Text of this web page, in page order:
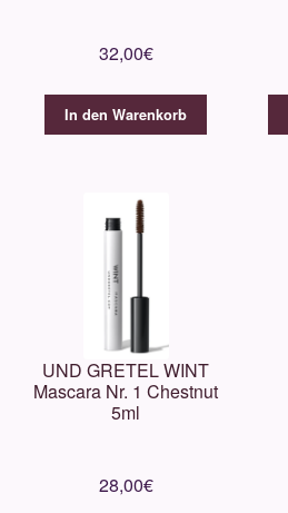
32,00€
In den Warenkorb
UND GRETEL WINT
Mascara Nr. 1 Chestnut
5ml
28,00€